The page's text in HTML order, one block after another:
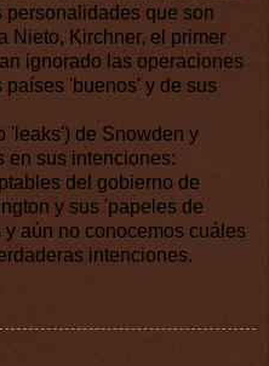
personalidades que son
Nieto, Kirchner, el primer
ignorado las operaciones
'buenos' y de sus
'leaks') de Snowden y
en sus intenciones:
del gobierno de
y sus 'papeles de
aún no conocemos cuáles
intenciones.